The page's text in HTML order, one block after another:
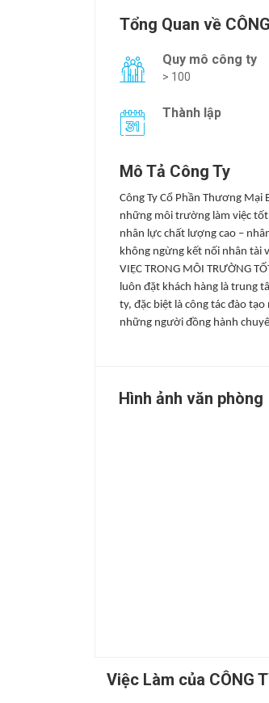
Tổng Quan về
Quy mô công ty
> 100
Thành lập
Mô Tả Công Ty
Công Ty Cổ Phần Thương Mại
những môi trường làm việc
nhân lực chất lượng cao –
không ngừng kết nối nhân tài
VIỆC TRONG MÔI TRƯỜNG
luôn đặt khách hàng là trung
ty, đặc biệt là công tác đào
những người đồng hành
Hình ảnh văn phòng
Việc Làm của CÔNG